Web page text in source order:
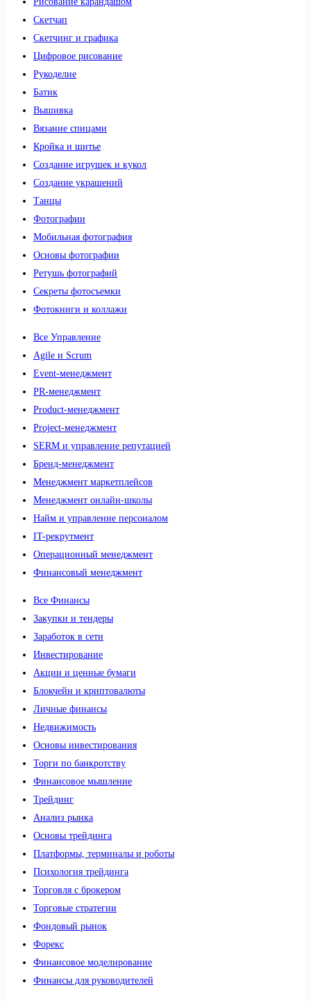
Скетчап
Скетчинг и графика
Цифровое рисование
Рукоделие
Батик
Вышивка
Вязание спицами
Кройка и шитье
Создание игрушек и кукол
Создание украшений
Танцы
Фотографии
Мобильная фотография
Основы фотографии
Ретушь фотографий
Секреты фотосъемки
Фотокниги и коллажи
Все Управление
Agile и Scrum
Event-менеджмент
PR-менеджмент
Product-менеджмент
Project-менеджмент
SERM и управление репутацией
Бренд-менеджмент
Менеджмент маркетплейсов
Менеджмент онлайн-школы
Найм и управление персоналом
IT-рекрутмент
Операционный менеджмент
Финансовый менеджмент
Все Финансы
Закупки и тендеры
Заработок в сети
Инвестирование
Акции и ценные бумаги
Блокчейн и криптовалюты
Личные финансы
Недвижимость
Основы инвестирования
Торги по банкротству
Финансовое мышление
Трейдинг
Анализ рынка
Основы трейдинга
Платформы, терминалы и роботы
Психология трейдинга
Торговля с брокером
Торговые стратегии
Фондовый рынок
Форекс
Финансовое моделирование
Финансы для руководителей